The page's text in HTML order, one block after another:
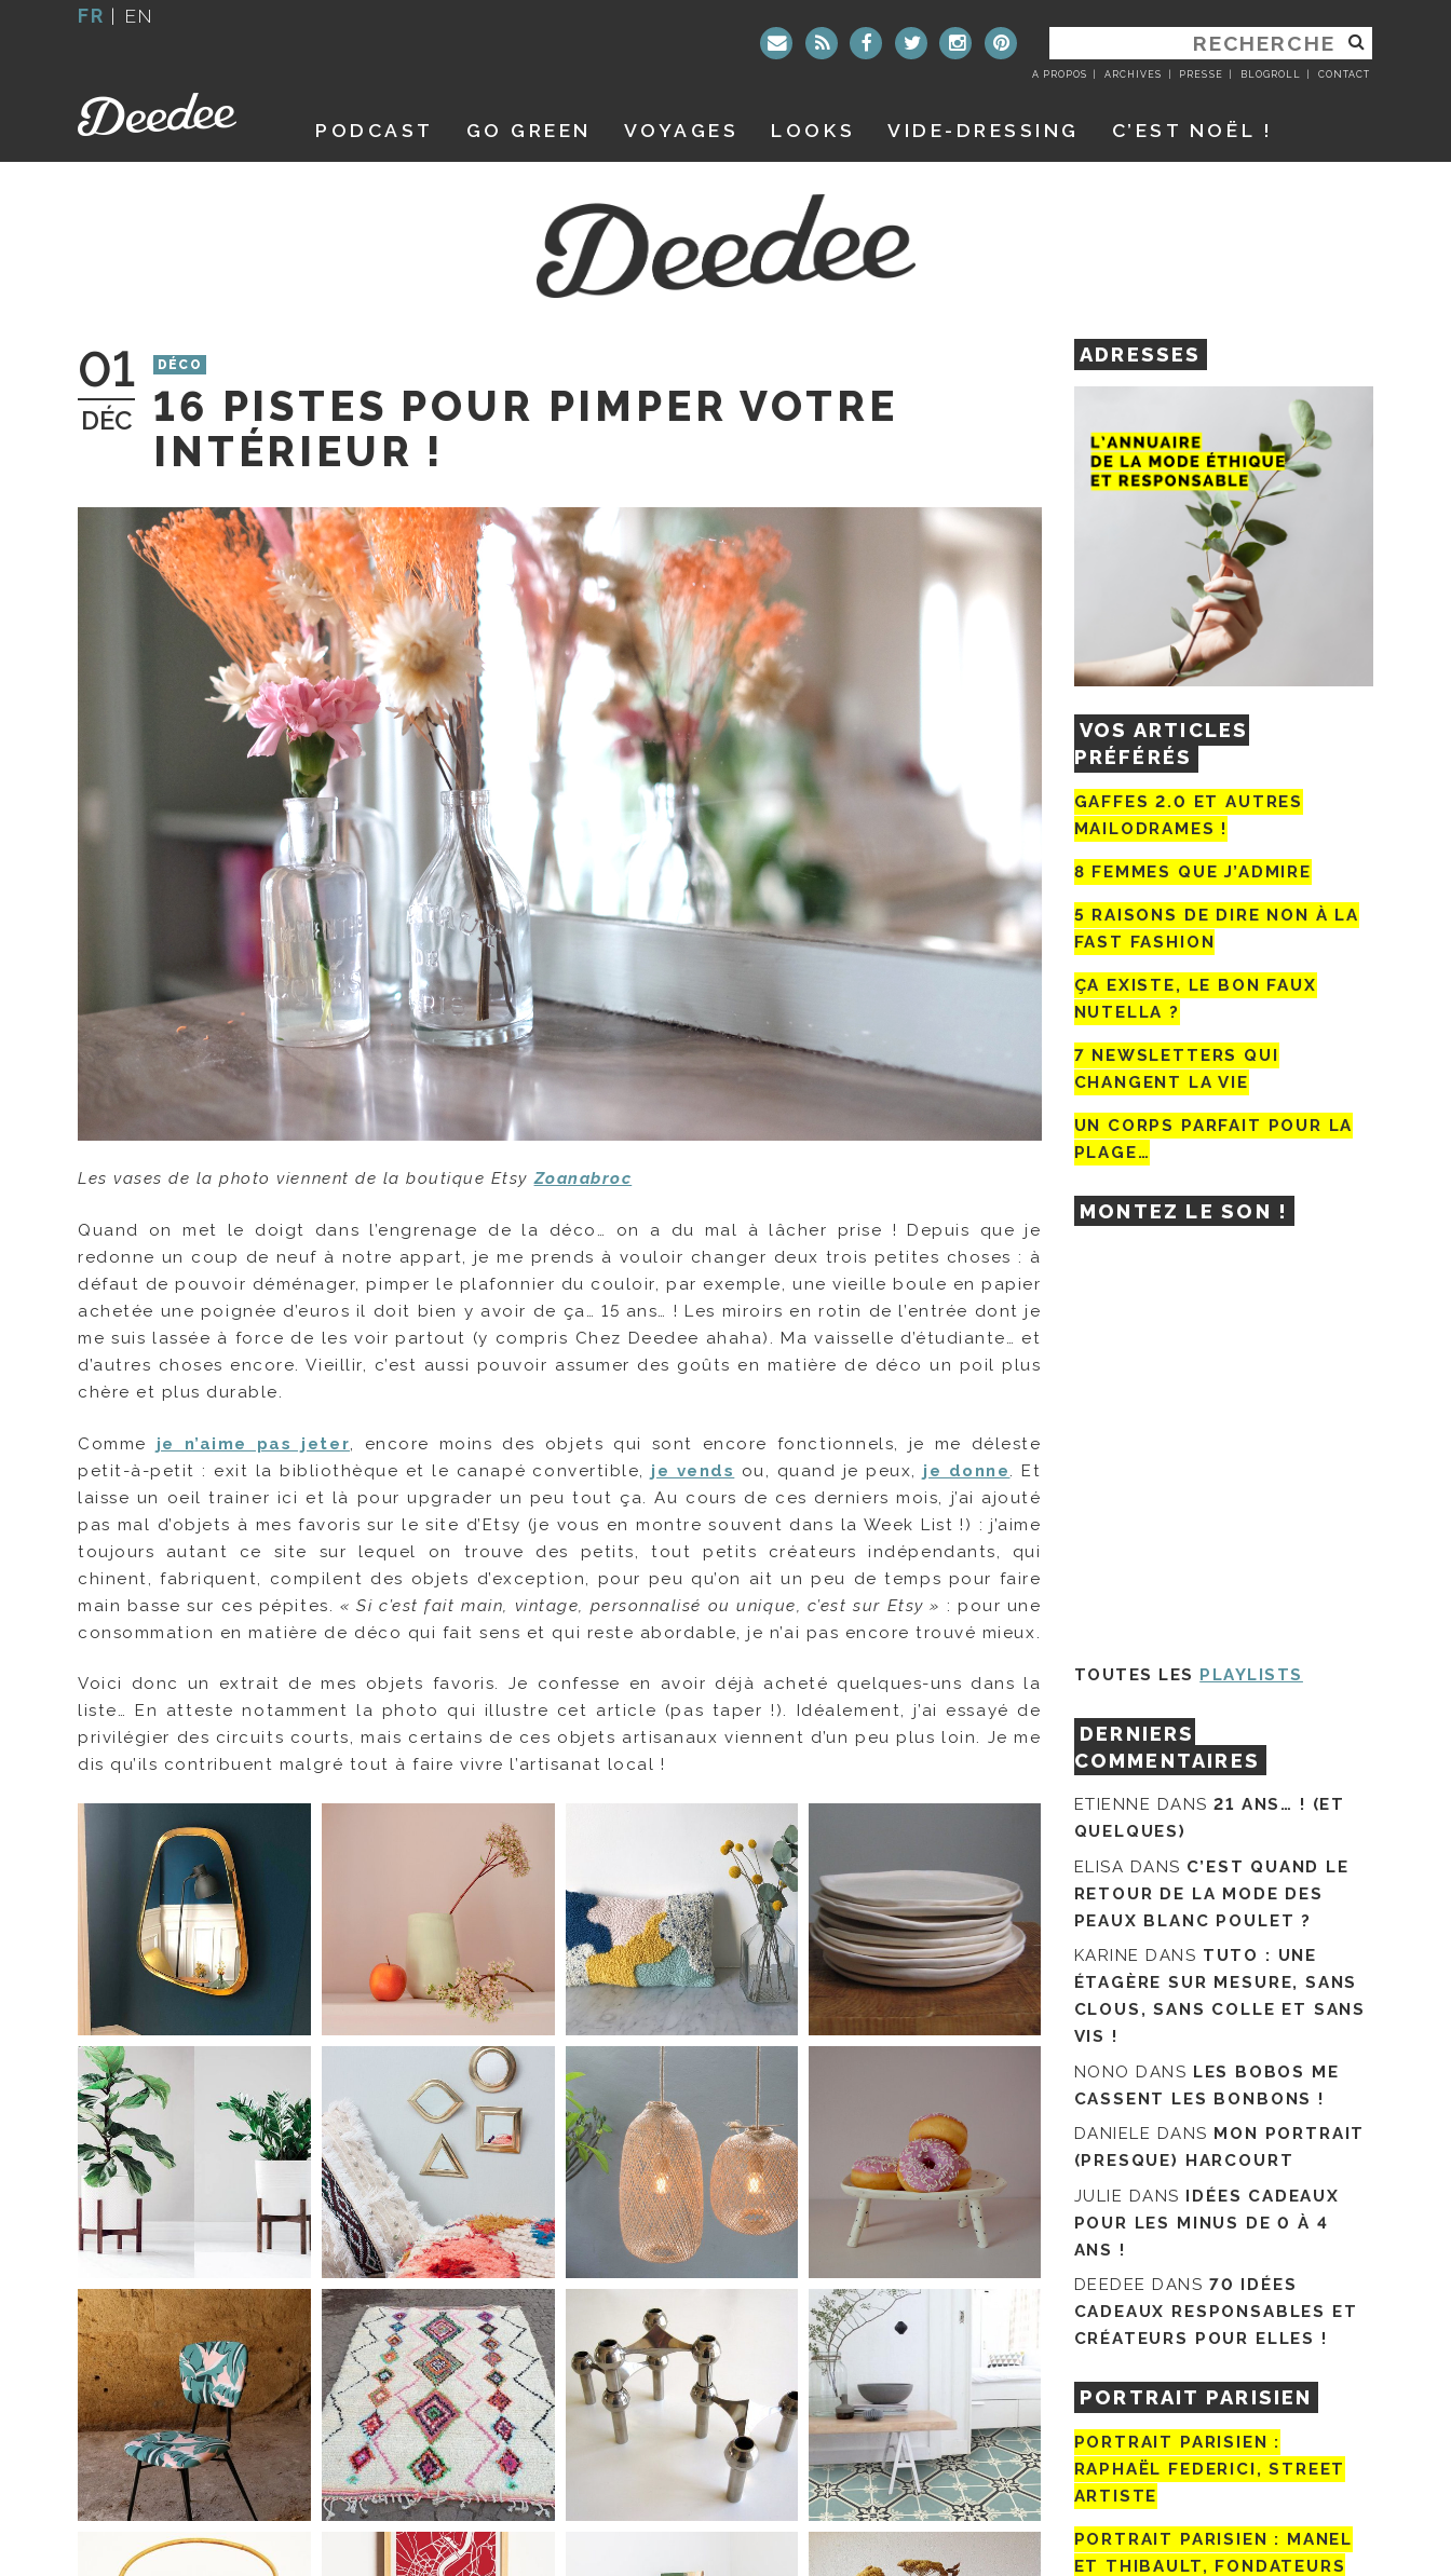
FR | EN
RECHERCHER
:
A PROPOS ARCHIVES PRESSE BLOGROLL CONTACT
PODCAST GO GREEN VOYAGES LOOKS VIDE-DRESSING C’EST NOËL !
01
DÉC
DÉCO
16 PISTES POUR PIMPER VOTRE
INTÉRIEUR !
Les vases de la photo viennent de la boutique EtsyZoanabroc
Quand on met le doigt dans l’engrenage de la déco… on a du mal à lâcher prise ! Depuis que je
redonne un coup de neuf à notre appart, je me prends à vouloir changer deux trois petites choses : à
défaut de pouvoir déménager, pimper le plafonnier du couloir, par exemple, une vieille boule en papier
achetée une poignée d’euros il doit bien y avoir de ça… 15 ans… ! Les miroirs en rotin de l’entrée dont je
me suis lassée à force de les voir partout (y compris Chez Deedee ahaha). Ma vaisselle d’étudiante… et
d’autres choses encore. Vieillir, c’est aussi pouvoir assumer des goûts en matière de déco un poil plus
chère et plus durable.
Comme je n’aime pas jeter , encore moins des objets qui sont encore fonctionnels, je me déleste
petit-à-petit : exit la bibliothèque et le canapé convertible, je vends ou, quand je peux, je donne
. Et
laisse un oeil trainer ici et là pour upgrader un peu tout ça. Au cours de ces derniers mois, j’ai ajouté
pas mal d’objets à mes favoris sur le site d’Etsy (je vous en montre souvent dans la Week List !) : j’aime
toujours autant ce site sur lequel on trouve des petits, tout petits créateurs indépendants, qui
chinent, fabriquent, compilent des objets d’exception, pour peu qu’on ait un peu de temps pour faire
main basse sur ces pépites. « Si c’est fait main, vintage, personnalisé ou unique, c’est sur Etsy » : pour une
consommation en matière de déco qui fait sens et qui reste abordable, je n’ai pas encore trouvé mieux.
Voici donc un extrait de mes objets favoris. Je confesse en avoir déjà acheté quelques-uns dans la
liste… En atteste notamment la photo qui illustre cet article (pas taper !). Idéalement, j’ai essayé de
privilégier des circuits courts, mais certains de ces objets artisanaux viennent d’un peu plus loin. Je me
dis qu’ils contribuent malgré tout à faire vivre l’artisanat local !
ADRESSES
VOS ARTICLES
PRÉFÉRÉS
GAFFES 2.0 ET AUTRES
MAILODRAMES !
8 FEMMES QUE J’ADMIRE
5 RAISONS DE DIRE NON À LA
FAST FASHION
ÇA EXISTE, LE BON FAUX
NUTELLA ?
7 NEWSLETTERS QUI
CHANGENT LA VIE
UN CORPS PARFAIT POUR LA
PLAGE…
MONTEZ LE SON !
TOUTES LES PLAYLISTS
DERNIERS
COMMENTAIRES
ETIENNE DANS21 ANS… ! (ET
QUELQUES)
ELISA DANS C’EST QUAND LE
RETOUR DE LA MODE DES
PEAUX BLANC POULET ?
KARINE DANS TUTO : UNE
ÉTAGÈRE SUR MESURE, SANS
CLOUS, SANS COLLE ET SANS
VIS !
NONO DANS LES BOBOS ME
CASSENT LES BONBONS !
DANIELE DANS MON PORTRAIT
(PRESQUE) HARCOURT
JULIE DANS IDÉES CADEAUX
POUR LES MINUS DE 0 À 4
ANS !
DEEDEE DANS 70 IDÉES
CADEAUX RESPONSABLES ET
CRÉATEURS POUR ELLES !
PORTRAIT PARISIEN
PORTRAIT PARISIEN :
RAPHAËL FEDERICI, STREET
ARTISTE
PORTRAIT PARISIEN : MANEL
ET THIBAULT, FONDATEURS